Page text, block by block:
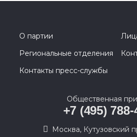
О партии
Региональные отделения
Контакты пресс-службы
Общественная
+7 (495) 788-
Москва, Кутузовский